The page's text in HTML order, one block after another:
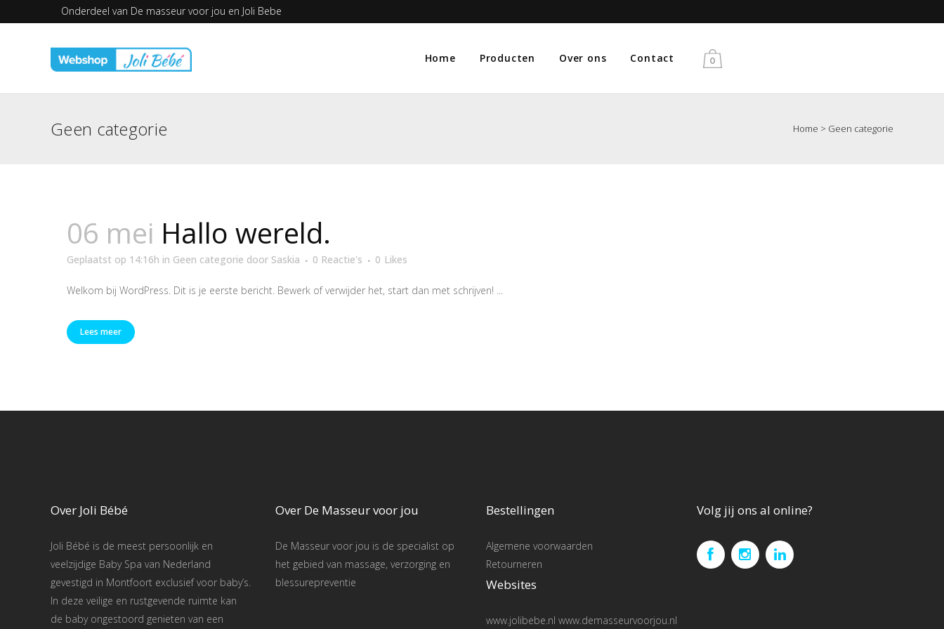
Onderdeel van De masseur voor jou en Joli Bebe
0
Home Producten Over ons Contact
Geen categorie Home > Geen categorie
06 mei Hallo wereld.
Geplaatst op 14:16h in Geen categorie door Saskia 0 Reactie's 0 Likes
Welkom bij WordPress. Dit is je eerste bericht. Bewerk of verwijder het, start dan met schrijven! ...
Lees meer
Over Joli Bébé
Joli Bébé is de meest persoonlijk en
veelzijdige Baby Spa van Nederland
gevestigd in Montfoort exclusief voor baby’s.
In deze veilige en rustgevende ruimte kan
de baby ongestoord genieten van een
Over De Masseur voor jou
De Masseur voor jou is de specialist op
het gebied van massage, verzorging en
blessurepreventie
Bestellingen
Algemene voorwaarden
Retourneren
Websites
www.jolibebe.nl www.demasseurvoorjou.nl
Volg jij ons al online?